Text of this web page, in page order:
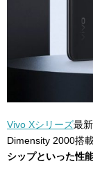
Vivo Xシリーズ最
Dimensity 2000搭載
シップといった性